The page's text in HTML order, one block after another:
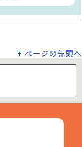
ページの先頭へ